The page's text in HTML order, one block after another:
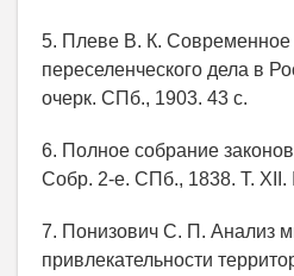
5. Плеве В. К.
переселенческого дела в
очерк. СПб., 1903. 43 с.
6. Полное собрание
Собр. 2-е. СПб., 1838. Т.
7. Понизович С. П. Анализ
привлекательности